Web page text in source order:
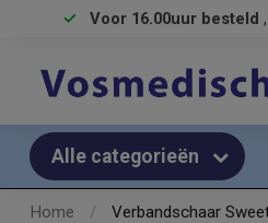
Voor 16.00uur besteld
Alle categorieën
Home / Verbandschaar